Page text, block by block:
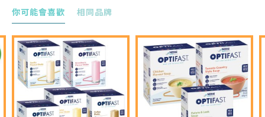
你可能會喜歡 相同品牌